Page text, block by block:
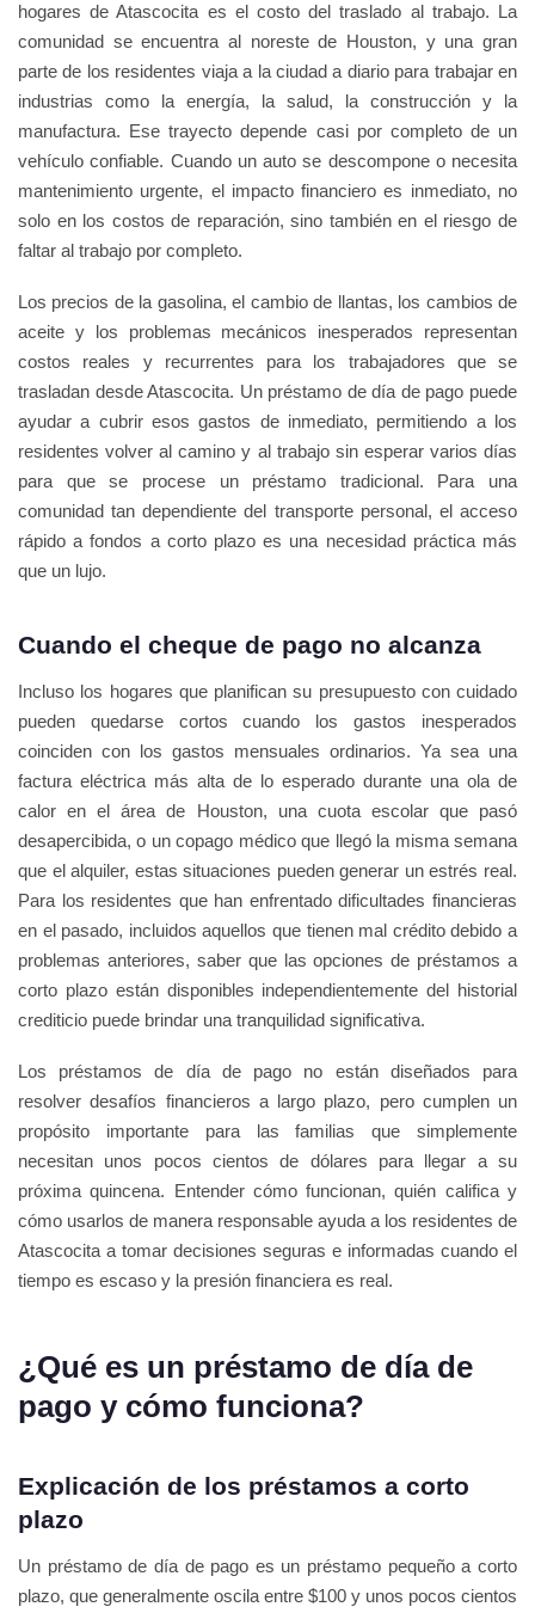
hogares de Atascocita es el costo del traslado al trabajo. La
comunidad se encuentra al noreste de Houston, y una gran
parte de los residentes viaja a la ciudad a diario para trabajar en
industrias como la energía, la salud, la construcción y la
manufactura. Ese trayecto depende casi por completo de un
vehículo confiable. Cuando un auto se descompone o necesita
mantenimiento urgente, el impacto financiero es inmediato, no
solo en los costos de reparación, sino también en el riesgo de
faltar al trabajo por completo.
Los precios de la gasolina, el cambio de llantas, los cambios de
aceite y los problemas mecánicos inesperados representan
costos reales y recurrentes para los trabajadores que se
trasladan desde Atascocita. Un préstamo de día de pago puede
ayudar a cubrir esos gastos de inmediato, permitiendo a los
residentes volver al camino y al trabajo sin esperar varios días
para que se procese un préstamo tradicional. Para una
comunidad tan dependiente del transporte personal, el acceso
rápido a fondos a corto plazo es una necesidad práctica más
que un lujo.
Cuando el cheque de pago no alcanza
Incluso los hogares que planifican su presupuesto con cuidado
pueden quedarse cortos cuando los gastos inesperados
coinciden con los gastos mensuales ordinarios. Ya sea una
factura eléctrica más alta de lo esperado durante una ola de
calor en el área de Houston, una cuota escolar que pasó
desapercibida, o un copago médico que llegó la misma semana
que el alquiler, estas situaciones pueden generar un estrés real.
Para los residentes que han enfrentado dificultades financieras
en el pasado, incluidos aquellos que tienen mal crédito debido a
problemas anteriores, saber que las opciones de préstamos a
corto plazo están disponibles independientemente del historial
crediticio puede brindar una tranquilidad significativa.
Los préstamos de día de pago no están diseñados para
resolver desafíos financieros a largo plazo, pero cumplen un
propósito importante para las familias que simplemente
necesitan unos pocos cientos de dólares para llegar a su
próxima quincena. Entender cómo funcionan, quién califica y
cómo usarlos de manera responsable ayuda a los residentes de
Atascocita a tomar decisiones seguras e informadas cuando el
tiempo es escaso y la presión financiera es real.
¿Qué es un préstamo de día de
pago y cómo funciona?
Explicación de los préstamos a corto
plazo
Un préstamo de día de pago es un préstamo pequeño a corto
plazo, que generalmente oscila entre $100 y unos pocos cientos